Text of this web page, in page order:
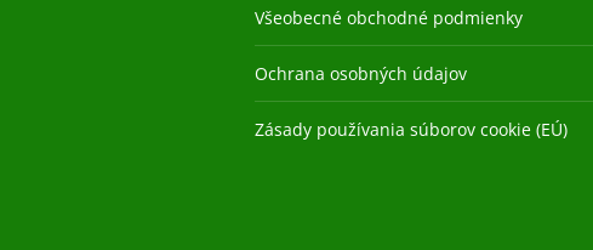
Všeobecné obchodné podmienky
Ochrana osobných údajov
Zásady používania súborov cookie (EÚ)